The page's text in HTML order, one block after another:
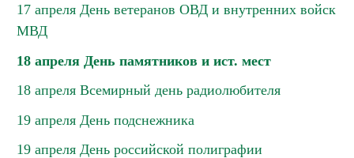
17 апреля День ветеранов ОВД и внутренних войск
МВД
18 апреля День памятников и ист. мест
18 апреля Всемирный день радиолюбителя
19 апреля День подснежника
19 апреля День российской полиграфии